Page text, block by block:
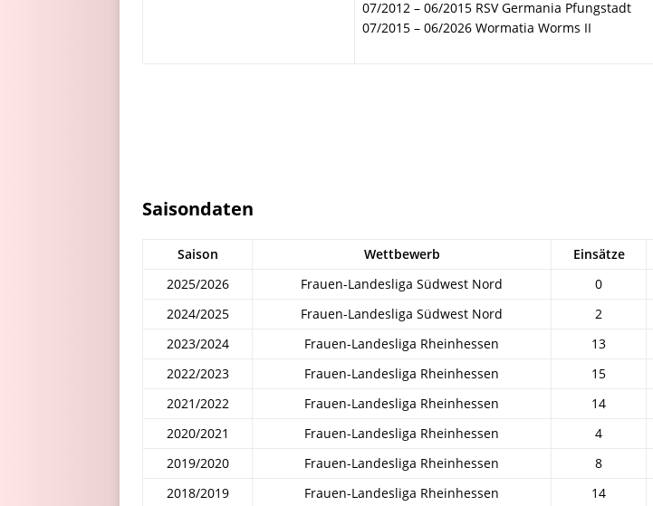
07/2012 – 06/2015 RSV Germania Pfungstadt
07/2015 – 06/2026 Wormatia Worms II
Saisondaten
Saison Wettbewerb Einsätze
2025/2026
Frauen-Landesliga Südwest Nord 0
2024/2025
Frauen-Landesliga Südwest Nord 2
2023/2024
Frauen-Landesliga Rheinhessen
13
2022/2023
Frauen-Landesliga Rheinhessen 15
2021/2022
Frauen-Landesliga Rheinhessen
14
2020/2021
Frauen-Landesliga Rheinhessen 4
2019/2020
Frauen-Landesliga Rheinhessen 8
2018/2019
Frauen-Landesliga Rheinhessen 14